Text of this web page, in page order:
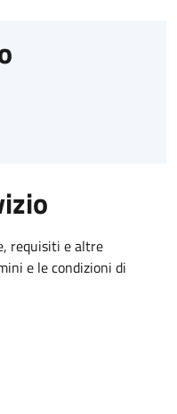
requisiti e altre
e le condizioni di